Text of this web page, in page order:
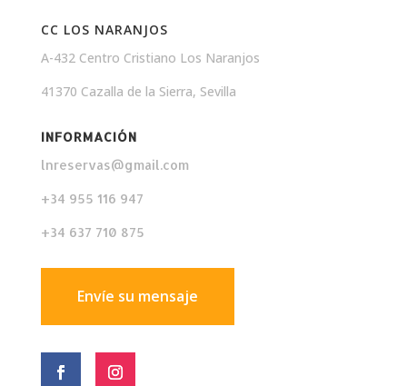
CC LOS NARANJOS
A-432 Centro Cristiano Los Naranjos
41370 Cazalla de la Sierra, Sevilla
INFORMACIÓN
lnreservas@gmail.com
+34 955 116 947
+34 637 710 875
Envíe su mensaje